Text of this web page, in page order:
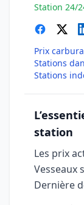
Station 24/
Prix
Stations
Stations
station
Les prix
Vesseaux
Dernière